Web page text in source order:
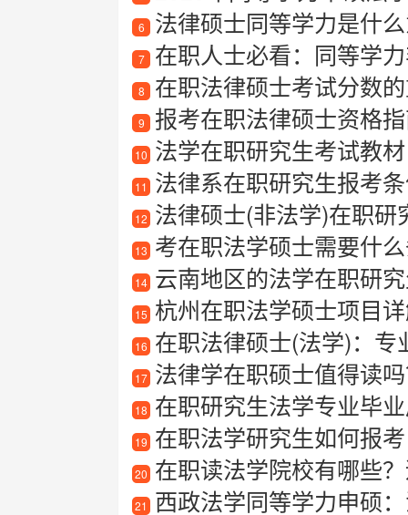
6 法律硕士同等学力是什
7 在职人士必看：同等学
8 在职法律硕士考试分数
9 报考在职法律硕士资格
10 法学在职研究生考试教材
11 法律系在职研究生报考
12 法律硕士(非法学)在职研
13 考在职法学硕士需要什
14 云南地区的法学在职研究
15 杭州在职法学硕士项目详
16 在职法律硕士(法学)：
17 法律学在职硕士值得读
18 在职研究生法学专业毕业
19 在职法学研究生如何报考
20 在职读法学院校有哪些
21 西政法学同等学力申硕